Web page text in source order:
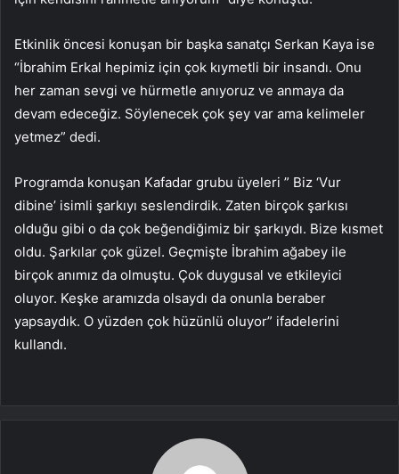
Etkinlik öncesi konuşan bir başka sanatçı Serkan Kaya ise
“İbrahim Erkal hepimiz için çok kıymetli bir insandı. Onu
her zaman sevgi ve hürmetle anıyoruz ve anmaya da
devam edeceğiz. Söylenecek çok şey var ama kelimeler
yetmez” dedi.
Programda konuşan Kafadar grubu üyeleri ” Biz ‘Vur
dibine’ isimli şarkıyı seslendirdik. Zaten birçok şarkısı
olduğu gibi o da çok beğendiğimiz bir şarkıydı. Bize kısmet
oldu. Şarkılar çok güzel. Geçmişte İbrahim ağabey ile
birçok anımız da olmuştu. Çok duygusal ve etkileyici
oluyor. Keşke aramızda olsaydı da onunla beraber
yapsaydık. O yüzden çok hüzünlü oluyor” ifadelerini
kullandı.